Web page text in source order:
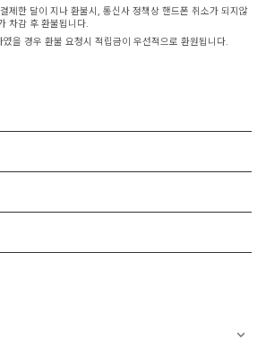
제한 달이 지나 환불시, 통신사 정책상 핸드폰 취소가 되지않
차감 후 환불됩니다.
을 경우 환불 요청시 적립금이 우선적으로 환원됩니다.